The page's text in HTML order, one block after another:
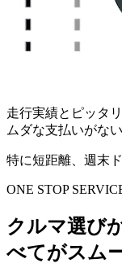
走行実績とピッタ
ムダな支払いがない
特に短距離、週末
ONE STOP
クルマ選び
べてがスム